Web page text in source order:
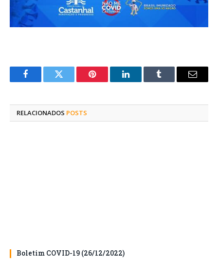
FacebookTwitter Pinterest O
Tumblr
E-
RELACIONADOS POSTS
Boletim COVID-19 (26/12/2022)